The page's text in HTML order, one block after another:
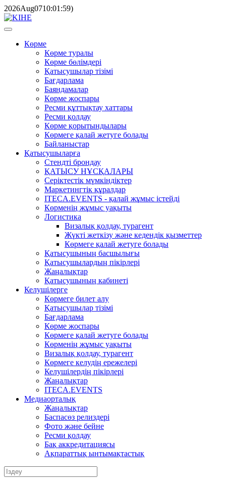
2026Aug0710:01:59)
Көрме
Көрме туралы
Көрме бөлімдері
Қатысушылар тізімі
Бағдарлама
Баяндамалар
Көрме жоспары
Ресми құттықтау хаттары
Ресми қолдау
Көрме қорытындылары
Көрмеге қалай жетуге болады
Байланыстар
Қатысушыларға
Стендті брондау
ҚАТЫСУ НҰСҚАЛАРЫ
Серіктестік мүмкіндіктер
Маркетингтік құралдар
ITECA.EVENTS - қалай жұмыс істейді
Көрменің жұмыс уақыты
Логистика
Визалық қолдау, турагент
Жүкті жеткізу және кедендік қызметтер
Көрмеге қалай жетуге болады
Қатысушының басшылығы
Қатысушылардың пікірлері
Жаңалықтар
Қатысушының кабинеті
Келушілерге
Көрмеге билет алу
Қатысушылар тізімі
Бағдарлама
Көрме жоспары
Көрмеге қалай жетуге болады
Көрменің жұмыс уақыты
Визалық қолдау, турагент
Көрмеге келудің ережелері
Келушілердің пікірлері
Жаңалықтар
ITECA.EVENTS
Медиаорталық
Жаңалықтар
Баспасөз релиздері
Фото және бейне
Ресми қолдау
Бақ аккредитациясы
Ақпараттық ынтымақтастық